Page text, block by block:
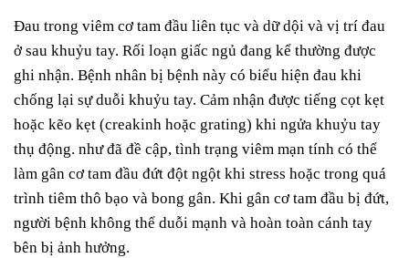
Đau trong viêm cơ tam đầu liên tục và dữ dội và vị trí đau
ở sau khuỷu tay. Rối loạn giấc ngủ đang kể thường được
ghi nhận. Bệnh nhân bị bệnh này có biểu hiện đau khi
chống lại sự duỗi khuỷu tay. Cảm nhận được tiếng cọt kẹt
hoặc kẽo kẹt (creakinh hoặc grating) khi ngửa khuỷu tay
thụ động. như đã đề cập, tình trạng viêm mạn tính có thể
làm gân cơ tam đầu đứt đột ngột khi stress hoặc trong quá
trình tiêm thô bạo và bong gân. Khi gân cơ tam đầu bị đứt,
người bệnh không thể duỗi mạnh và hoàn toàn cánh tay
bên bị ảnh hưởng.